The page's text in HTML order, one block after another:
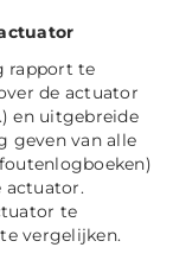
rapport te
de actuator
en uitgebreide
geven van alle
actuator.
te
vergelijken.